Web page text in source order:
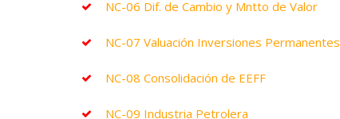
NC-06 Dif. de Cambio y Mntto de Valor
NC-07 Valuación Inversiones Permanentes
NC-08 Consolidación de EEFF
NC-09 Industria Petrolera